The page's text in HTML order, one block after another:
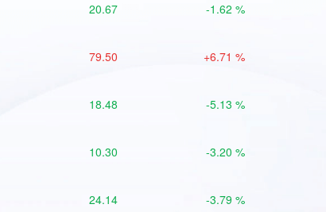
20.67 -1.62 %
79.50 +6.71 %
18.48 -5.13 %
10.30 -3.20 %
24.14 -3.79 %